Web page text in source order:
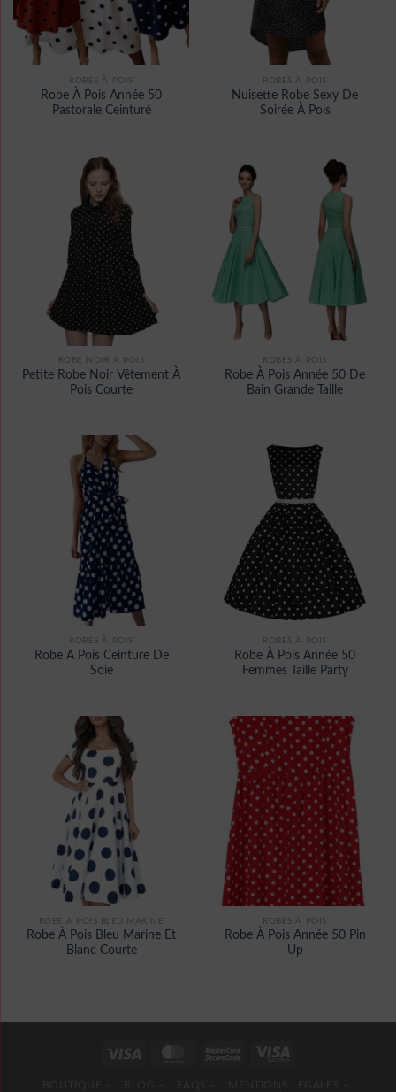
ROBES À POIS
Robe À Pois Année 50
Pastorale Ceinturé
ROBES À POIS
Nuisette Robe Sexy De
Soirée À Pois
ROBE NOIR A POIS
Petite Robe Noir Vêtement À
Pois Courte
ROBES À POIS
Robe À Pois Année 50 De
Bain Grande Taille
ROBES À POIS
Robe A Pois Ceinture De
Soie
ROBES À POIS
Robe À Pois Année 50
Femmes Taille Party
ROBE A POIS BLEU MARINE
Robe À Pois Bleu Marine Et
Blanc Courte
ROBES À POIS
Robe À Pois Année 50 Pin
Up